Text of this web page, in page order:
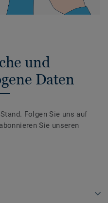
und
Daten
Folgen Sie uns auf
Sie unseren